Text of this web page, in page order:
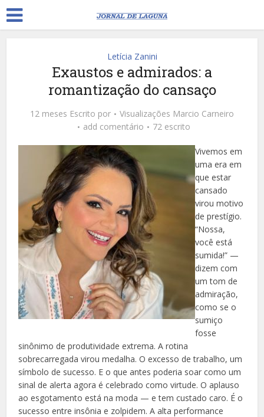
Letícia Zanini
Exaustos e admirados: a
romantização do cansaço
12 meses Escrito por Visualizações Marcio Carneiro
add comentário
72 escrito
Vivemos em
uma era em
que estar
cansado
virou motivo
de prestígio.
“Nossa,
você está
sumida!” —
dizem com
um tom de
admiração,
como se o
sumiço
fosse
sinônimo de produtividade extrema. A rotina
sobrecarregada virou medalha. O excesso de trabalho, um
símbolo de sucesso. E o que antes poderia soar como um
sinal de alerta agora é celebrado como virtude. O aplauso
ao esgotamento está na moda — e tem custado caro. É o
sucesso entre insônia e zolpidem. A alta performance